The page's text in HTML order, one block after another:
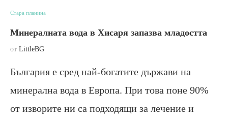
Стара планина
Минералната вода в Хисаря запазва младостта
от LittleBG
България е сред най-богатите държави на
минерална вода в Европа. При това поне 90%
от изворите ни са подходящи за лечение и